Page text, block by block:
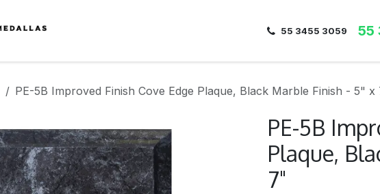
55 3455 3059 55
PE-5B Improved Finish Cove Edge Plaque, Black Marble Finish - 5" x
PE-5B
Plaque,
7"